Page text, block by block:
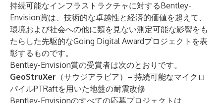
持続可能なインフラストラクチャに対するBentley-
Envision賞は、技術的な卓越性と経済的価値を超えて、
環境および社会への他に類を見ない測定可能な影響をも
たらした先駆的なGoing Digital Awardプロジェクトを表
彰するものです。
Bentley-Envision賞の受賞者は次のとおりです。
GeoStruXer （サウジアラビア）– 持続可能なマイクロ
パイルPTRaftを用いた地盤の耐震改修
Bentley-Envisionのすべての応募プロジェクトは、